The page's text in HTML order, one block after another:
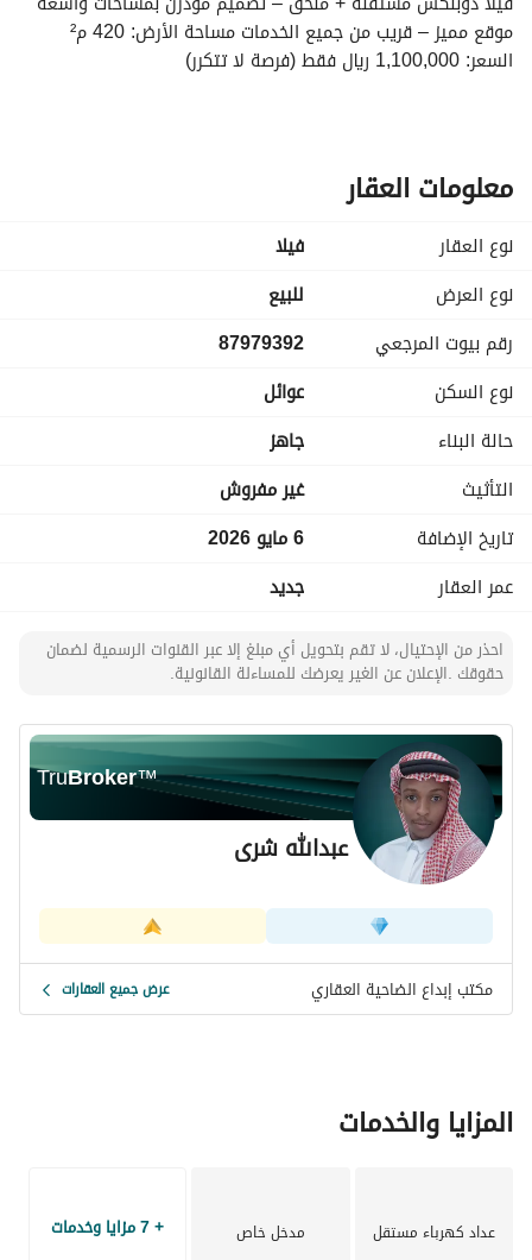
موقع مميز – قريب من جميع الخدمات مساحة الأرض: 420 م²
السعر: 1,100,000 ريال فقط (فرصة لا تتكرر)
مقلط* صالة عائلية مريحة* مغاسل + دورات مياه
الدور الأول | راحة وخصوصية
واسع + مستودع
الملحق | مساحة إضافية متكاملة
مرغوب وقريب من كل الخدمات جاهزة للسكن أو الاستثمار
تنبيه مهم:العقارات بالمواصفات دي والسعر ده بتخلص بسرعة!
معلومات العقار
نوع العقار
فیلا
نوع العرض
للبيع
رقم بيوت المرجعي
87979392
نوع السكن
عوائل
حالة البناء
جاهز
التأثيث
غير مفروش
تاريخ الإضافة
6 مايو 2026
عمر العقار
جديد
احذر من الإحتيال، لا تقم بتحويل أي مبلغ إلا عبر القنوات الرسمية لضمان
حقوقك .الإعلان عن الغير يعرضك للمساءلة القانونية.
TruBroker™
عبدالله شرى
مكتب إبداع الضاحية العقاري عرض جميع العقارات
المزايا والخدمات
عداد كهرباء مستقل مدخل خاص + 7 مزايا وخدمات